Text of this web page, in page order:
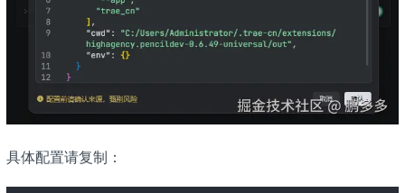
具体配置请复制：